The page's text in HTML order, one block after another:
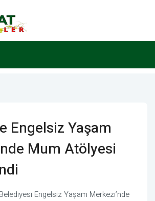
Engelsiz Yaşam
Mum Atölyesi
Engelsiz Yaşam Merkezi’nde